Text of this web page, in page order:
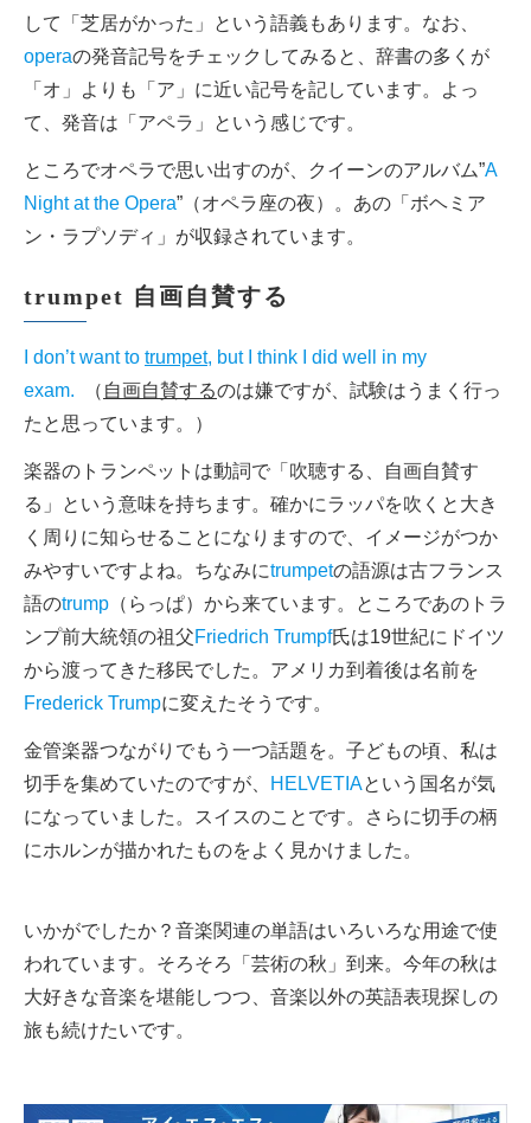
して「芝居がかった」という語義もあります。なお、
operaの発音記号をチェックしてみると、辞書の多くが
「オ」よりも「ア」に近い記号を記しています。よっ
て、発音は「アペラ」という感じです。
ところでオペラで思い出すのが、クイーンのアルバム”A
Night at the Opera”（オペラ座の夜）。あの「ボヘミア
ン・ラプソディ」が収録されています。
trumpet 自画自賛する
I don’t want to trumpet, but I think I did well in my
exam. （ 自画自賛するのは嫌ですが、試験はうまく行っ
たと思っています。）
楽器のトランペットは動詞で「吹聴する、自画自賛す
る」という意味を持ちます。確かにラッパを吹くと大き
く周りに知らせることになりますので、イメージがつか
みやすいですよね。ちなみにtrumpetの語源は古フランス
語のtrump （らっぱ）から来ています。ところであのトラ
ンプ前大統領の祖父Friedrich Trumpf氏は19世紀にドイツ
から渡ってきた移民でした。アメリカ到着後は名前を
Frederick Trumpに変えたそうです。
金管楽器つながりでもう一つ話題を。子どもの頃、私は
切手を集めていたのですが、
HELVETIAという国名が気
になっていました。スイスのことです。さらに切手の柄
にホルンが描かれたものをよく見かけました。
いかがでしたか？音楽関連の単語はいろいろな用途で使
われています。そろそろ「芸術の秋」到来。今年の秋は
大好きな音楽を堪能しつつ、音楽以外の英語表現探しの
旅も続けたいです。